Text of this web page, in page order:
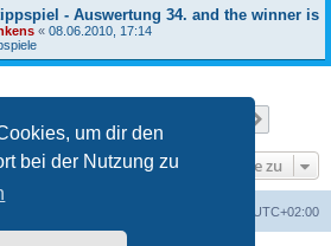
um dir den
bei der Nutzung zu
- Auswertung 34. and the winner is
« 08.06.2010, 17:14
Gehe zu
UTC+02:00